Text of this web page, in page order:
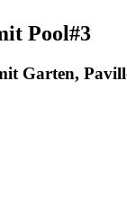
Pool#3
Garten,